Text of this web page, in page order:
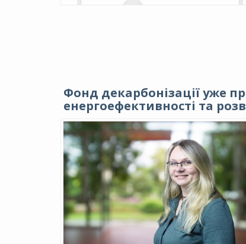
Фонд декарбонізації уже
енергоефективності та